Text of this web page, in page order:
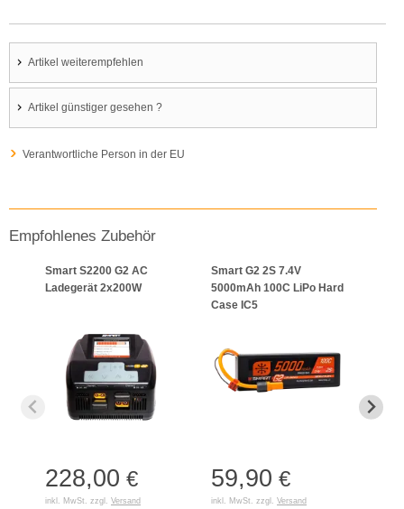
Artikel weiterempfehlen
Artikel günstiger gesehen ?
Verantwortliche Person in der EU
Empfohlenes Zubehör
Smart S2200 G2 AC
Ladegerät 2x200W
228,00 €
inkl. MwSt. zzgl. Versand
Smart G2 2S 7.4V
5000mAh 100C LiPo Hard
Case IC5
59,90 €
inkl. MwSt. zzgl. Versand